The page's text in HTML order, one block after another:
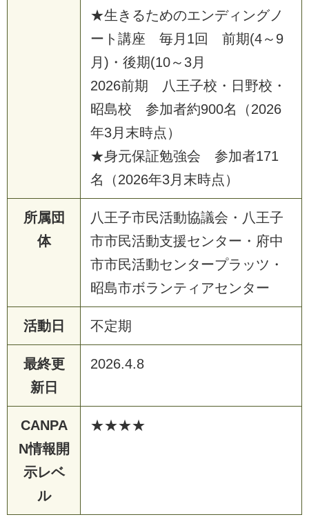
★生きるためのエンディングノ
ート講座 毎月1回 前期(4～9
月)・後期(10～3月
2026前期 八王子校・日野校・
昭島校 参加者約900名（2026
年3月末時点）
★身元保証勉強会 参加者171
名（2026年3月末時点）
所属団
体
八王子市民活動協議会・八王子
市市民活動支援センター・府中
市市民活動センタープラッツ・
昭島市ボランティアセンター
活動日 不定期
最終更
新日
2026.4.8
CANPA
N情報開
示レベ
ル
★★★★